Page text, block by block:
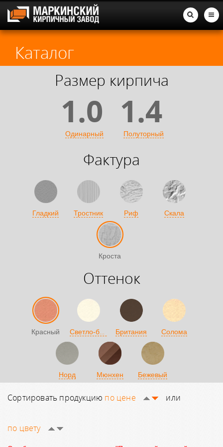
Каталог
Размер кирпича
1.0
Одинарный
1.4
Полуторный
Фактура
Гладкий Тростник Риф Скала
Кроста
Оттенок
Красный Светло-бежевый Британия Солома
Норд Мюнхен Бежевый
Сортировать продукцию по цене или
по цвету